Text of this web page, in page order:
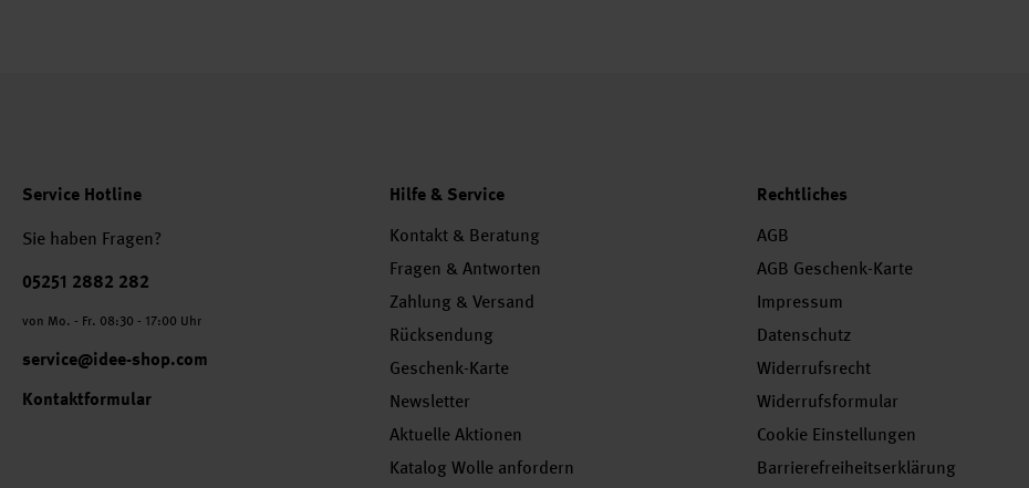
Service Hotline
Sie haben Fragen?
Telefonnummer
05251 2882 282
von Mo. - Fr. 08:30 - 17:00 Uhr
service@idee-shop.com
Kontaktformular
Hilfe & Service
Kontakt & Beratung
Fragen & Antworten
Zahlung & Versand
Rücksendung
Geschenk-Karte
Newsletter
Aktuelle Aktionen
Katalog Wolle anfordern
Rechtliches
AGB
AGB Geschenk-Karte
Impressum
Datenschutz
Widerrufsrecht
Widerrufsformular
Cookie Einstellungen
Barrierefreiheitserklärung